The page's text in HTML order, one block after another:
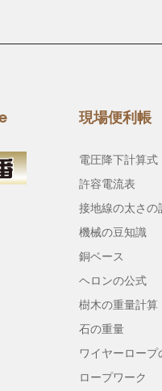
現場便利帳
電圧降下計算式
許容電流表
接地線の太さの
機械の豆知識
銅ベース
ヘロンの公式
樹木の重量計算
石の重量
ワイヤーロー
ロープワーク